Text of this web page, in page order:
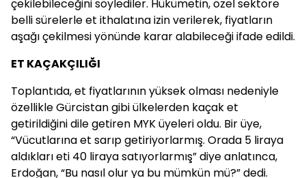
çekilebileceğini söylediler. Hükümetin, özel sektöre
belli sürelerle et ithalatına izin verilerek, fiyatların
aşağı çekilmesi yönünde karar alabileceği ifade edildi.
ET KAÇAKÇILIĞI
Toplantıda, et fiyatlarının yüksek olması nedeniyle
özellikle Gürcistan gibi ülkelerden kaçak et
getirildiğini dile getiren MYK üyeleri oldu. Bir üye,
“Vücutlarına et sarıp getiriyorlarmış. Orada 5 liraya
aldıkları eti 40 liraya satıyorlarmış” diye anlatınca,
Erdoğan, “Bu nasıl olur ya bu mümkün mü?” dedi.